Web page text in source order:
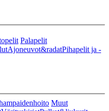
Palapelit
Ajoneuvot&radatPihapelit ja -
Muut